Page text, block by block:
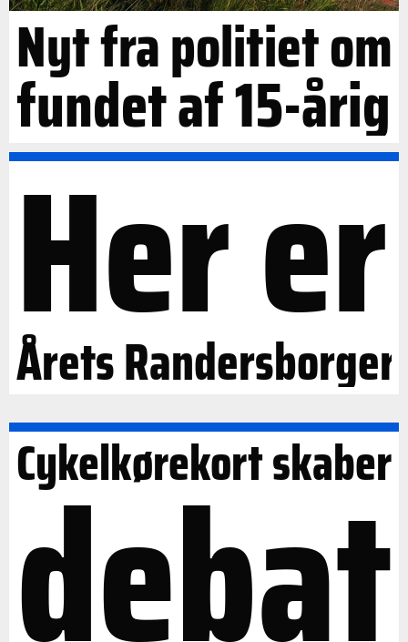
Nyt fra politiet om
fundet af 15-årig
Her er
Årets Randersborger
Cykelkørekort skaber
debat